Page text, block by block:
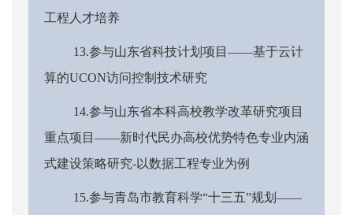
工程人才培养
13.参与山东省科技计划项目——基于云计
算的UCON访问控制技术研究
14.参与山东省本科高校教学改革研究项目
重点项目——新时代民办高校优势特色专业内涵
式建设策略研究-以数据工程专业为例
15.参与青岛市教育科学“十三五”规划——